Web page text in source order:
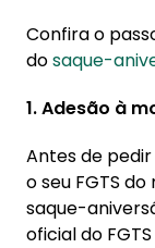
Confira o
dosaque-
1. Adesão à
Antes de
o seu FGTS
saque-
oficial do